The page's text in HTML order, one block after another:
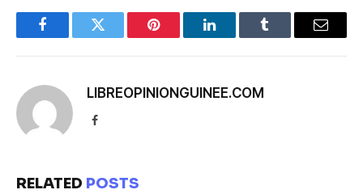
FacebookTwitter Pinterest LinkedInTumblr Email
LIBREOPINIONGUINEE.COM
Facebook
RELATED POSTS